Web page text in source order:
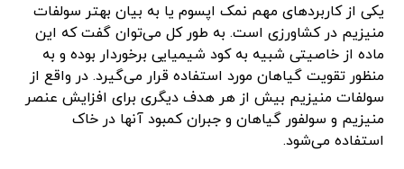
یکی از کاربردهای مهم نمک اپسوم یا به بیان بهتر سولفات
منیزیم در کشاورزی است. به طور کل می‌توان گفت که این
ماده از خاصیتی شبیه به کود شیمیایی برخوردار بوده و به
منظور تقویت گیاهان مورد استفاده قرار می‌گیرد. در واقع از
سولفات منیزیم بیش از هر هدف دیگری برای افزایش عنصر
منیزیم و سولفور گیاهان و جبران کمبود آنها در خاک
استفاده می‌شود.